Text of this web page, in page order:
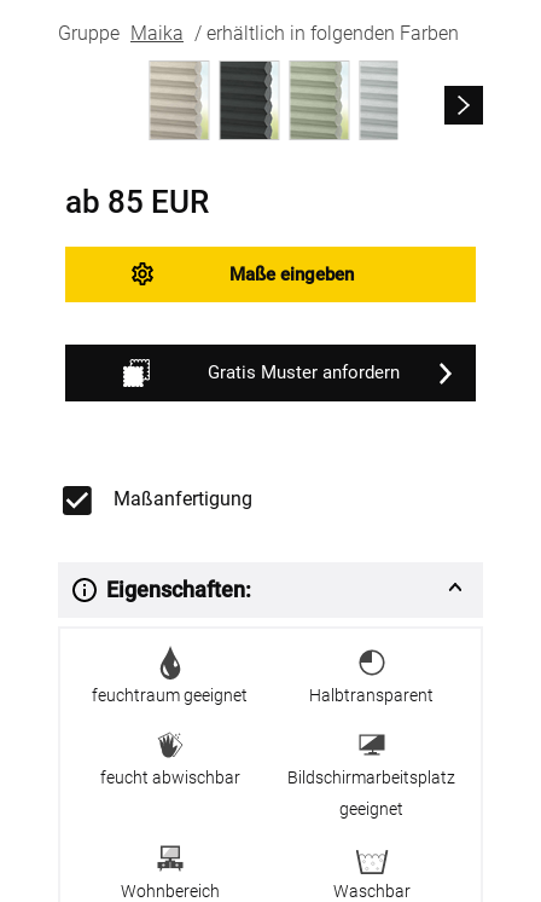
Gruppe Maika / erhältlich in folgenden Farben
Maßanfertigung
Eigenschaften:
feuchtraum geeignet Halbtransparent
feucht abwischbar
Bildschirmarbeitsplatz
geeignet
Wohnbereich Waschbar
ab 85 EUR
Maße eingeben
Gratis Muster anfordern